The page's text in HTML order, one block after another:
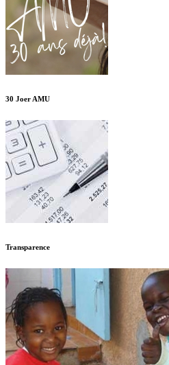
30 Joer AMU
Transparence